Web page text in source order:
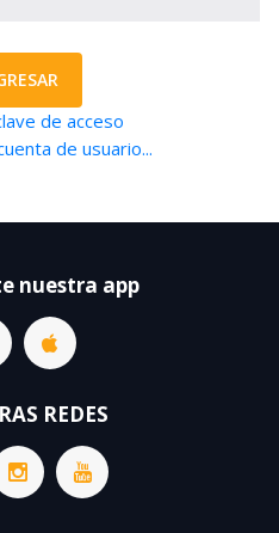
de acceso
de usuario...
nuestra app
REDES